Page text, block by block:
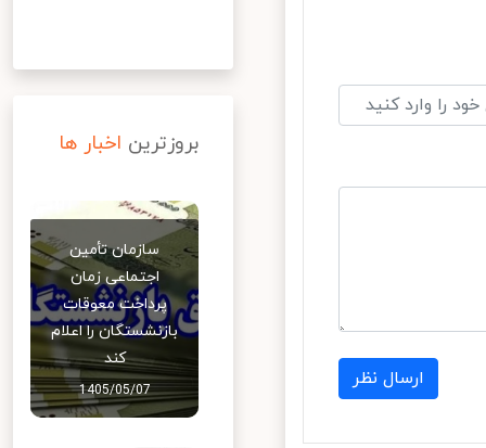
ارسال نظر
بروزترین اخبار ها
سازمان تأمین
اجتماعی زمان
پرداخت معوقات
بازنشستگان را اعلام
کند
1405/05/07